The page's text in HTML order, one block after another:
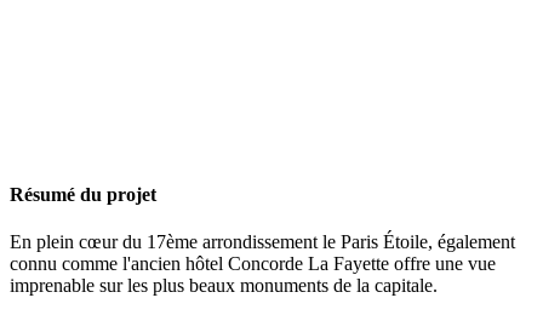
Résumé du projet
En plein cœur du 17ème arrondissement le Paris Étoile, également
connu comme l'ancien hôtel Concorde La Fayette offre une vue
imprenable sur les plus beaux monuments de la capitale.